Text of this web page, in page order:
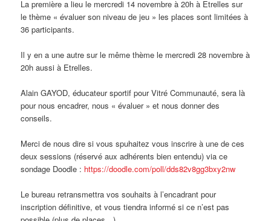
La première a lieu le mercredi 14 novembre à 20h à Etrelles sur
le thème « évaluer son niveau de jeu » les places sont limitées à
36 participants.
Il y en a une autre sur le même thème le mercredi 28 novembre à
20h aussi à Etrelles.
Alain GAYOD, éducateur sportif pour Vitré Communauté, sera là
pour nous encadrer, nous « évaluer » et nous donner des
conseils.
Merci de nous dire si vous spuhaitez vous inscrire à une de ces
deux sessions (réservé aux adhérents bien entendu) via ce
sondage Doodle : https://doodle.com/poll/dds82v8gg3bxy2nw
Le bureau retransmettra vos souhaits à l’encadrant pour
inscription définitive, et vous tiendra informé si ce n’est pas